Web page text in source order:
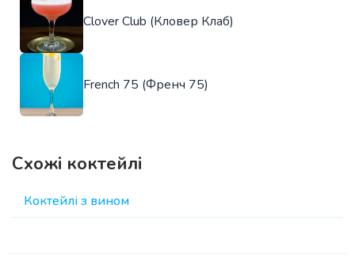
Clover Club (Кловер Клаб)
French 75 (Френч 75)
Схожі коктейлі
Коктейлі з вином